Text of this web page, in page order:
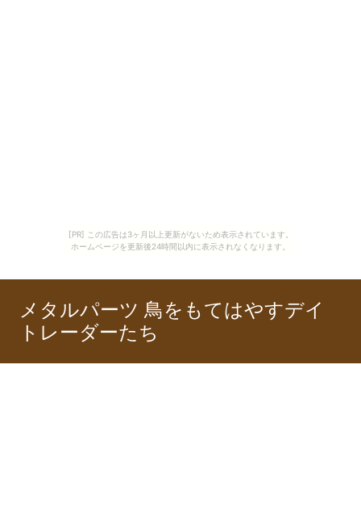
[PR] この広告は3ヶ月以上更新がないため表示されています。
ホームページを更新後24時間以内に表示されなくなります。
メタルパーツ 鳥をもてはやすデイ
トレーダーたち